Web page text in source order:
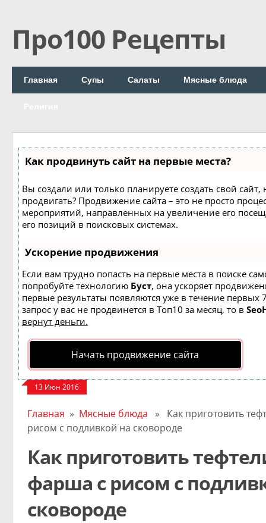
Про100 Рецепты
Главная Супы Салаты Мясные блюда
Как продвинуть сайт на первые места?
Вы создали или только планируете создать свой сайт,
продвигать? Продвижение сайта – это не просто
мероприятий, направленных на увеличение его
его позиций в поисковых системах.
Ускорение продвижения
Если вам трудно попасть на первые места в поиске
попробуйте технологию Буст, она ускоряет
первые результаты появляются уже в течение первых
запрос у вас не продвинется в Топ10 за месяц, то в
вернут деньги.
Начать продвижение сайта
13 Июн 2016
Главная » Мясные блюда » Как приготовить
рисом с подливкой на сковороде
Как приготовить
фарша с рисом с
сковороде